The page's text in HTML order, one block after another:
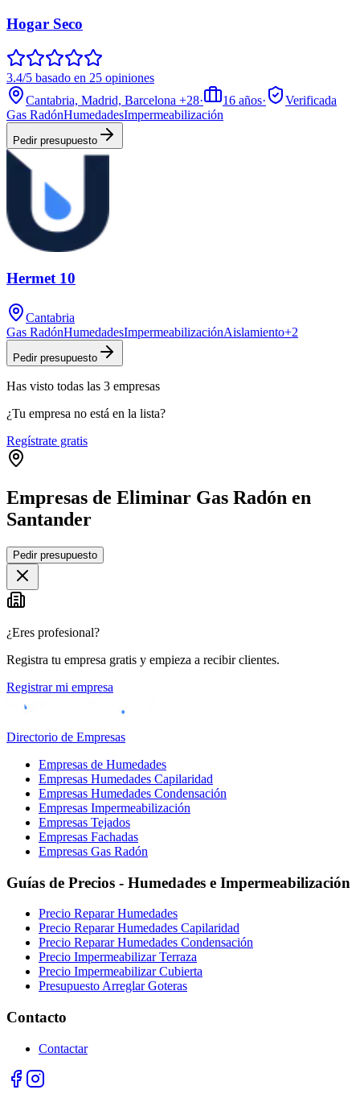
Hogar Seco
3.4/5 basado en 25 opiniones
Cantabria, Madrid, Barcelona +28· 16 años·
Verificada
Gas RadónHumedadesImpermeabilización
Pedir presupuesto
Hermet 10
Cantabria
Gas RadónHumedadesImpermeabilizaciónAislamiento+2
Pedir presupuesto
Has visto todas las 3 empresas
¿Tu empresa no está en la lista?
Regístrate gratis
Empresas de Eliminar Gas Radón en
Santander
+
−
Pedir presupuesto
¿Eres profesional?
Registra tu empresa gratis y empieza a recibir clientes.
Registrar mi empresa
Directorio de Empresas
Empresas de Humedades
Empresas Humedades Capilaridad
Empresas Humedades Condensación
Empresas Impermeabilización
Empresas Tejados
Empresas Fachadas
Empresas Gas Radón
Guías de Precios - Humedades e Impermeabilización
Precio Reparar Humedades
Precio Reparar Humedades Capilaridad
Precio Reparar Humedades Condensación
Precio Impermeabilizar Terraza
Precio Impermeabilizar Cubierta
Presupuesto Arreglar Goteras
Contacto
Contactar